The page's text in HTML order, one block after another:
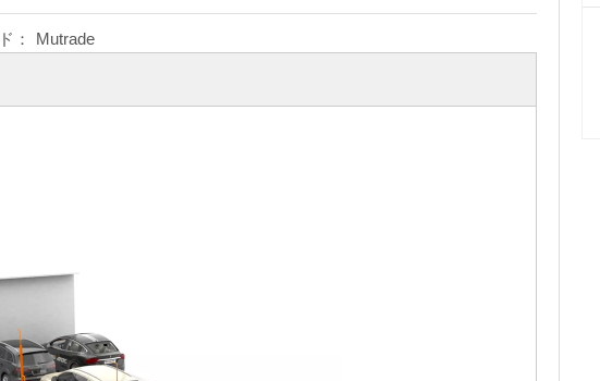
： Mutrade